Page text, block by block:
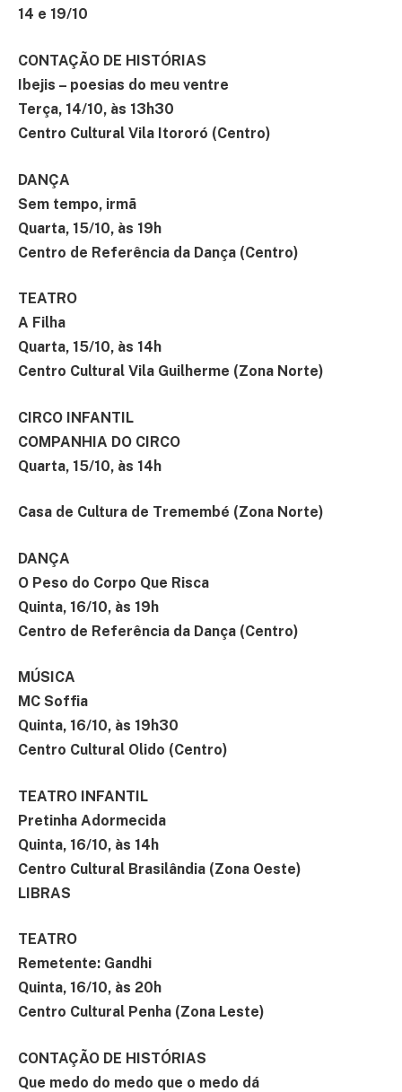
14 e 19/10
CONTAÇÃO DE HISTÓRIAS
Ibejis – poesias do meu ventre
Terça, 14/10, às 13h30
Centro Cultural Vila Itororó (Centro)
DANÇA
Sem tempo, irmã
Quarta, 15/10, às 19h
Centro de Referência da Dança (Centro)
TEATRO
A Filha
Quarta, 15/10, às 14h
Centro Cultural Vila Guilherme (Zona Norte)
CIRCO INFANTIL
COMPANHIA DO CIRCO
Quarta, 15/10, às 14h
Casa de Cultura de Tremembé (Zona Norte)
DANÇA
O Peso do Corpo Que Risca
Quinta, 16/10, às 19h
Centro de Referência da Dança (Centro)
MÚSICA
MC Soffia
Quinta, 16/10, às 19h30
Centro Cultural Olido (Centro)
TEATRO INFANTIL
Pretinha Adormecida
Quinta, 16/10, às 14h
Centro Cultural Brasilândia (Zona Oeste)
LIBRAS
TEATRO
Remetente: Gandhi
Quinta, 16/10, às 20h
Centro Cultural Penha (Zona Leste)
CONTAÇÃO DE HISTÓRIAS
Que medo do medo que o medo dá